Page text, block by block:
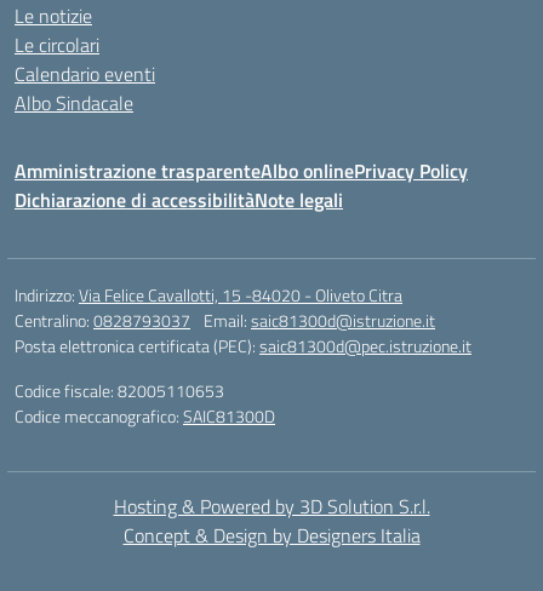
Le notizie
Le circolari
Calendario eventi
Albo Sindacale
Amministrazione trasparenteAlbo onlinePrivacy Policy
Dichiarazione di accessibilitàNote legali
Indirizzo:Via Felice Cavallotti, 15 -84020 - Oliveto Citra
Centralino:0828793037 Email:saic81300d@istruzione.it
Posta elettronica certificata (PEC):saic81300d@pec.istruzione.it
Codice fiscale: 82005110653
Codice meccanografico:SAIC81300D
Hosting & Powered by 3D Solution S.r.l.
Concept & Design by Designers Italia